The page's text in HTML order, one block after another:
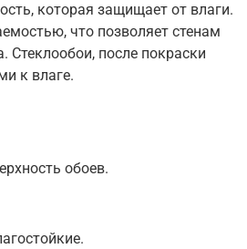
которая защищает от влаги.
что позволяет стенам
после покраски
к влаге.
обоев.